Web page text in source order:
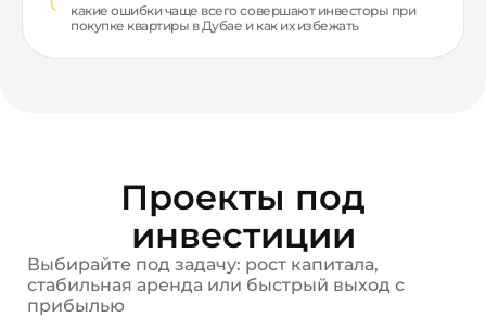
какие ошибки чаще всего совершают инвесторы при
покупке квартиры в Дубае и как их избежать
Проекты под
инвестиции
Выбирайте под задачу: рост капитала,
стабильная аренда или быстрый выход с
прибылью